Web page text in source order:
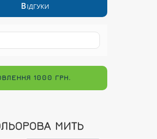
ВІДГУКИ
1000 ГРН.
МИТЬ